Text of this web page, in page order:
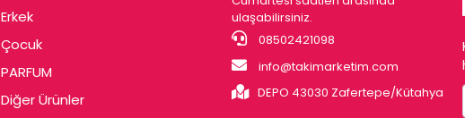
Erkek
Çocuk
PARFUM
Diğer Ürünler
ulaşabilirsiniz.
08502421098
info@takimarketim.com
DEPO 43030 Zafertepe/Kütahya